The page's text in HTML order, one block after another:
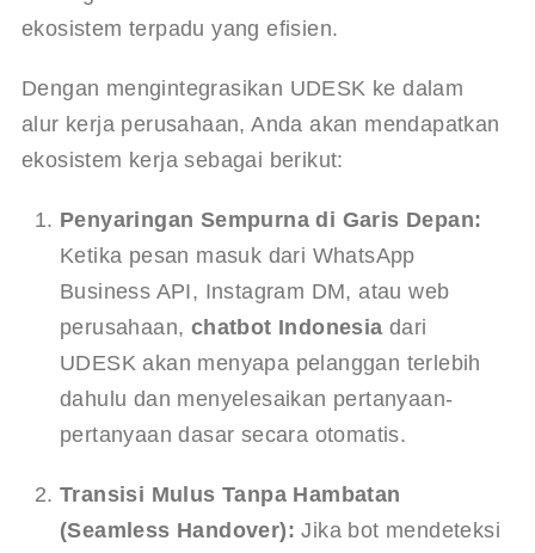
ekosistem terpadu yang efisien.
Dengan mengintegrasikan UDESK ke dalam
alur kerja perusahaan, Anda akan mendapatkan
ekosistem kerja sebagai berikut:
Penyaringan Sempurna di Garis Depan:
Ketika pesan masuk dari WhatsApp
Business API, Instagram DM, atau web
perusahaan, chatbot Indonesia dari
UDESK akan menyapa pelanggan terlebih
dahulu dan menyelesaikan pertanyaan-
pertanyaan dasar secara otomatis.
Transisi Mulus Tanpa Hambatan
(Seamless Handover): Jika bot mendeteksi